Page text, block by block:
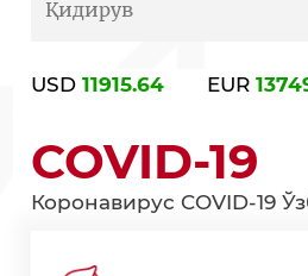
USD 11915.64 EUR
COVID-19
Коронавирус COVID-19